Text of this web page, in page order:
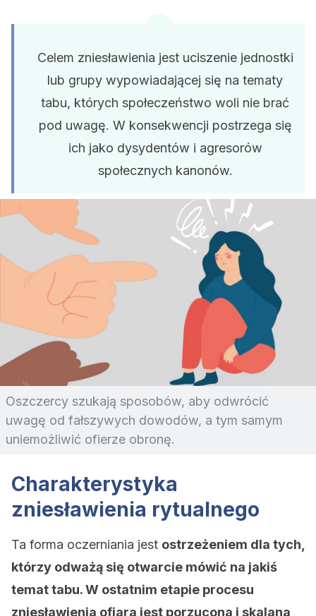
Celem zniesławienia jest uciszenie jednostki
lub grupy wypowiadającej się na tematy
tabu, których społeczeństwo woli nie brać
pod uwagę. W konsekwencji postrzega się
ich jako dysydentów i agresorów
społecznych kanonów.
Oszczercy szukają sposobów, aby odwrócić
uwagę od fałszywych dowodów, a tym samym
uniemożliwić ofierze obronę.
Charakterystyka
zniesławienia rytualnego
Ta forma oczerniania jest ostrzeżeniem dla tych,
którzy odważą się otwarcie mówić na jakiś
temat tabu. W ostatnim etapie procesu
zniesławienia ofiara jest porzucona i skalana